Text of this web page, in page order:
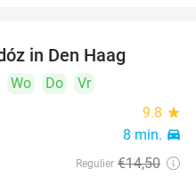
in Den Haag
Wo Do
Vr
9.8 star
8 min. directions_car
Regulier €14,50